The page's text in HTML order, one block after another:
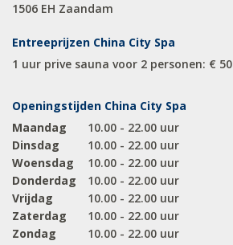
1506 EH Zaandam
Entreeprijzen China City Spa
1 uur prive sauna voor 2 personen: € 50
Openingstijden China City Spa
Maandag
10.00 - 22.00 uur
Dinsdag
10.00 - 22.00 uur
Woensdag
10.00 - 22.00 uur
Donderdag
10.00 - 22.00 uur
Vrijdag
10.00 - 22.00 uur
Zaterdag
10.00 - 22.00 uur
Zondag
10.00 - 22.00 uur